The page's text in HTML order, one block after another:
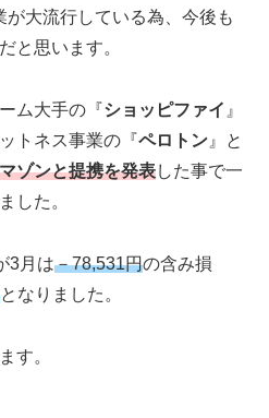
大流行している為、今後も
と思います。
ム大手の『ショッピファイ 』
トネス事業の『ペロトン 』と
ゾンと提携を発表した事で一
した。
3月は－78,531円の含み損
となりました。
す。